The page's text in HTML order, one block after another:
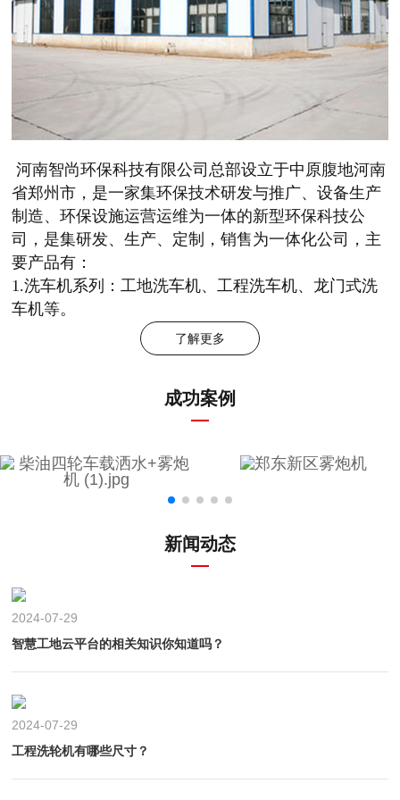
河南智尚环保科技有限公司总部设立于中原腹地河南
省郑州市，是一家集环保技术研发与推广、设备生产
制造、环保设施运营运维为一体的新型环保科技公
司，是集研发、生产、定制，销售为一体化公司，主
要产品有：
1.洗车机系列：工地洗车机、工程洗车机、龙门式洗
车机等。
了解更多
成功案例
新闻动态
2024-07-29
智慧工地云平台的相关知识你知道吗？
2024-07-29
工程洗轮机有哪些尺寸？